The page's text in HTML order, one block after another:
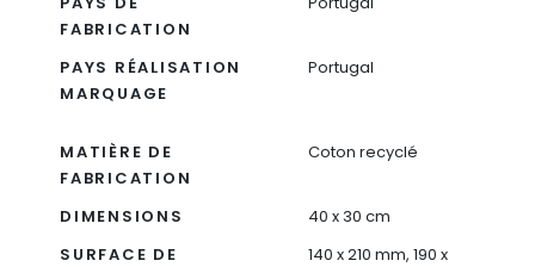
FABRICATION
PAYS RÉALISATION
MARQUAGE
Portugal
MATIÈRE DE
FABRICATION
Coton recyclé
DIMENSIONS
40 x 30 cm
SURFACE DE
140 x 210 mm, 190 x